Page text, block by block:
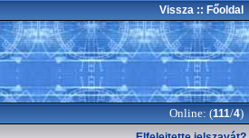
Vissza :: Főoldal
Online: (111/4)